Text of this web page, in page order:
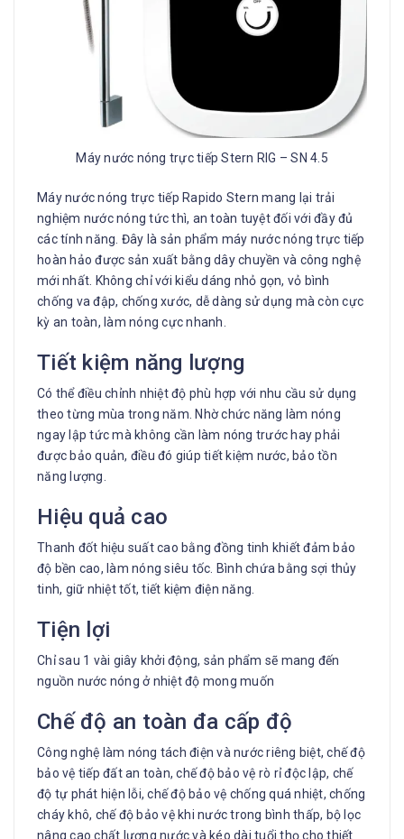
Máy nước nóng trực tiếp Stern RIG – SN 4.5
Máy nước nóng trực tiếp Rapido Stern mang lại trải
nghiệm nước nóng tức thì, an toàn tuyệt đối với đầy đủ
các tính năng. Đây là sản phẩm máy nước nóng trực tiếp
hoàn hảo được sản xuất bằng dây chuyền và công nghệ
mới nhất. Không chỉ với kiểu dáng nhỏ gọn, vỏ bình
chống va đập, chống xước, dễ dàng sử dụng mà còn cực
kỳ an toàn, làm nóng cực nhanh.
Tiết kiệm năng lượng
Có thể điều chỉnh nhiệt độ phù hợp với nhu cầu sử dụng
theo từng mùa trong năm. Nhờ chức năng làm nóng
ngay lập tức mà không cần làm nóng trước hay phải
được bảo quản, điều đó giúp tiết kiệm nước, bảo tồn
năng lượng.
Hiệu quả cao
Thanh đốt hiệu suất cao bằng đồng tinh khiết đảm bảo
độ bền cao, làm nóng siêu tốc. Bình chứa bằng sợi thủy
tinh, giữ nhiệt tốt, tiết kiệm điện năng.
Tiện lợi
Chỉ sau 1 vài giây khởi động, sản phẩm sẽ mang đến
nguồn nước nóng ở nhiệt độ mong muốn
Chế độ an toàn đa cấp độ
Công nghệ làm nóng tách điện và nước riêng biệt, chế độ
bảo vệ tiếp đất an toàn, chế độ bảo vệ rò rỉ độc lập, chế
độ tự phát hiện lỗi, chế độ bảo vệ chống quá nhiệt, chống
cháy khô, chế độ bảo vệ khi nước trong bình thấp, bộ lọc
nâng cao chất lượng nước và kéo dài tuổi thọ cho thiết